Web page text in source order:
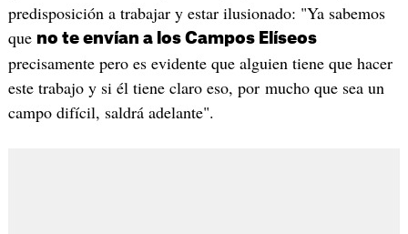
predisposición a trabajar y estar ilusionado: "Ya sabemos
que no te envían a los Campos Elíseos
precisamente pero es evidente que alguien tiene que hacer
este trabajo y si él tiene claro eso, por mucho que sea un
campo difícil, saldrá adelante".